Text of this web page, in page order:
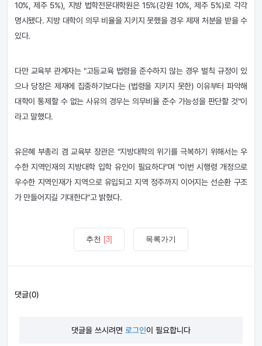
10%, 제주 5%), 지방 법학전문대학원은 15%(강원 10%, 제주 5%)로 각각
명시됐다. 지방 대학이 의무 비율을 지키지 못했을 경우 제재 처분을 받을 수
있다.
다만 교육부 관계자는 "고등교육 법령을 준수하지 않는 경우 벌칙 규정이 있
으나 당장은 제재에 집중하기보다는 (법령을 지키지 못한) 이유부터 파악해
대학이 통제할 수 없는 사유의 경우는 의무비율 준수 가능성을 판단할 것"이
라고 말했다.
유은혜 부총리 겸 교육부 장관은 "지방대학의 위기를 극복하기 위해서는 우
수한 지역인재의 지방대학 입학 유인이 필요하다"며 "이번 시행령 개정으로
우수한 지역인재가 지역으로 유입되고 지역 정주까지 이어지는 선순환 구조
가 만들어지길 기대한다"고 밝혔다.
추천 [3] 목록가기
댓글(0)
댓글을 쓰시려면 로그인이 필요합니다